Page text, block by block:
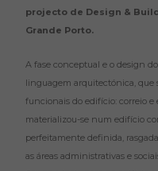
projecto de Design &
Grande Porto.
A fase conceptual e o design
linguagem arquitectónica, que
funcionais do edifício: correio e
materializou-se num edifício
perfeitamente definida,
as áreas administrativas e